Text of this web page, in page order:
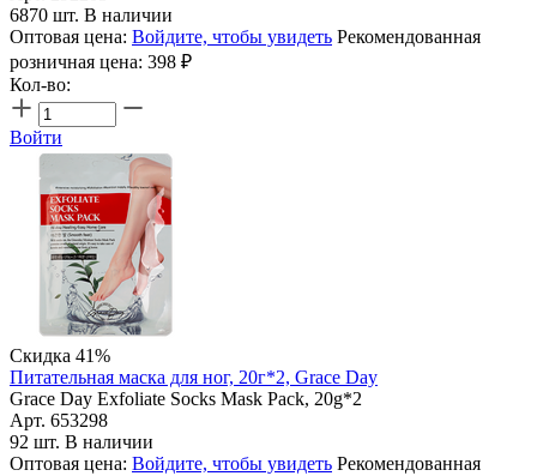
6870 шт. В наличии
Оптовая цена: Войдите, чтобы увидеть Рекомендованная
розничная цена: 398 ₽
Кол-во:
Войти
Скидка 41%
Питательная маска для ног, 20г*2, Grace Day
Grace Day Exfoliate Socks Mask Pack, 20g*2
Арт. 653298
92 шт. В наличии
Оптовая цена: Войдите, чтобы увидеть Рекомендованная